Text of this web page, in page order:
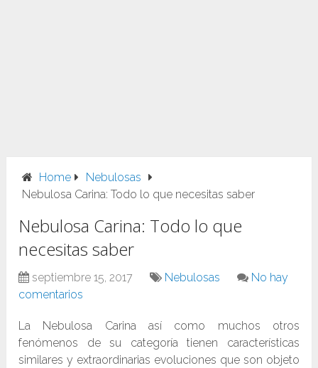
Home
Nebulosas
Nebulosa Carina: Todo lo que necesitas saber
Nebulosa Carina: Todo lo que
necesitas saber
septiembre 15, 2017 Nebulosas
No hay
comentarios
La Nebulosa Carina así como muchos otros
fenómenos de su categoría tienen características
similares y extraordinarias evoluciones que son objeto